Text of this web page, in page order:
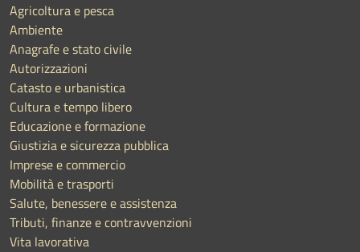
Agricoltura e pesca
Ambiente
Anagrafe e stato civile
Autorizzazioni
Catasto e urbanistica
Cultura e tempo libero
Educazione e formazione
Giustizia e sicurezza pubblica
Imprese e commercio
Mobilità e trasporti
Salute, benessere e assistenza
Tributi, finanze e contravvenzioni
Vita lavorativa